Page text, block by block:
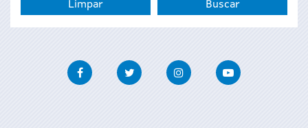
FacebookTwitter InstagramYoutube